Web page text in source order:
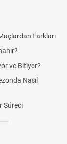
ve Diğer
ve Sonuç
Futbol Kuralları
Hangi
Açıklanacak 2026?